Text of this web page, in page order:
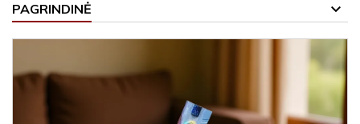
PAGRINDINĖ